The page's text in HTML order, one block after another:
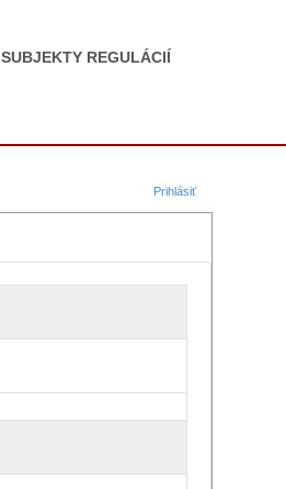
SUBJEKTY REGULÁCIÍ
Prihlásiť